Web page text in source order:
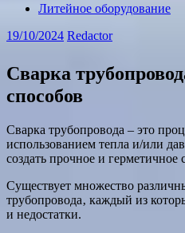
Литейное оборудование
19/10/2024 Redactor
Сварка
способов
Сварка трубопровода ‒ это
использованием тепла и/или
создать прочное и герметичное
Существует множество
трубопровода‚ каждый из
и недостатки.